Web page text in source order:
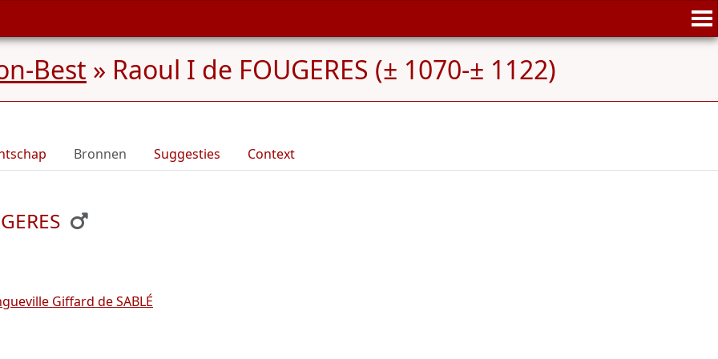
Best » Raoul I de FOUGERES (± 1070-± 1122)
Bronnen Suggesties Context
Giffard de SABLÉ